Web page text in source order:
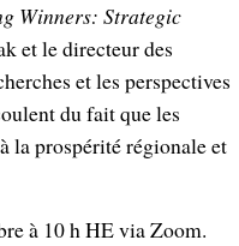
Winners: Strategic
et le directeur des
et les perspectives
du fait que les
la prospérité régionale et
à 10 h HE via Zoom.